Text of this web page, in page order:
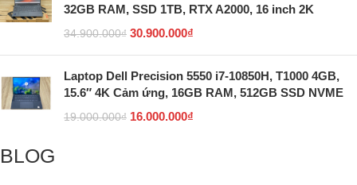
32GB RAM, SSD 1TB, RTX A2000, 16 inch 2K
34.900.000₫ 30.900.000₫
Laptop Dell Precision 5550 i7-10850H, T1000 4GB,
15.6″ 4K Cảm ứng, 16GB RAM, 512GB SSD NVME
19.000.000₫ 16.000.000₫
BLOG